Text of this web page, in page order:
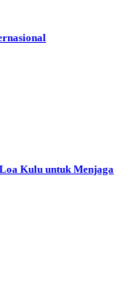
Kulu untuk Menjaga